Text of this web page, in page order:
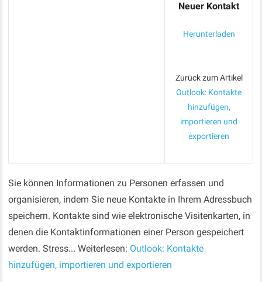
Neuer Kontakt
Herunterladen
Zurück zum Artikel
Outlook: Kontakte
hinzufügen,
importieren und
exportieren
Sie können Informationen zu Personen erfassen und
organisieren, indem Sie neue Kontakte in Ihrem Adressbuch
speichern. Kontakte sind wie elektronische Visitenkarten, in
denen die Kontaktinformationen einer Person gespeichert
werden. Stress... Weiterlesen: Outlook: Kontakte
hinzufügen, importieren und exportieren